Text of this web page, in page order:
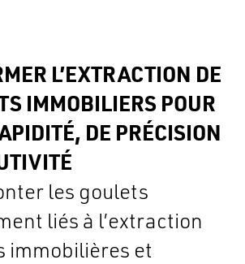
L’EXTRACTION DE
IMMOBILIERS POUR
DE PRÉCISION
les goulets
liés à l’extraction
immobilières et